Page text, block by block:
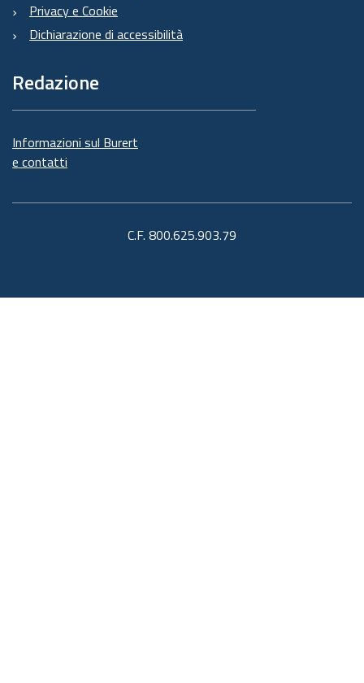
Privacy e Cookie
Dichiarazione di accessibilità
Redazione
Informazioni sul Burert
e contatti
C.F. 800.625.903.79